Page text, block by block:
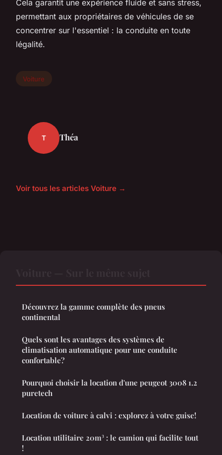
Cela garantit une expérience fluide et sans stress,
permettant aux propriétaires de véhicules de se
concentrer sur l'essentiel : la conduite en toute
légalité.
Voiture
T Théa
Voir tous les articles Voiture →
Découvrez la gamme complète des pneus
continental
Quels sont les avantages des systèmes de
climatisation automatique pour une conduite
confortable?
Pourquoi choisir la location d'une peugeot 3008 1.2
puretech
Location de voiture à calvi : explorez à votre guise!
Location utilitaire 20m³ : le camion qui facilite tout
!